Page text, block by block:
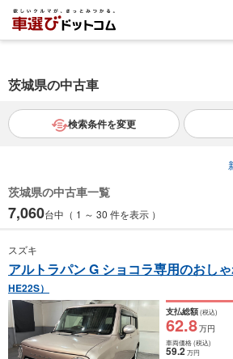
茨城県の中古車
検索条件を変更
茨城県の中古車一覧
7,060台中（ 1 ～ 30 件を表示 ）
スズキ
アルトラパン G ショコラ専用のおし
HE22S）
支払総額(税込)
62.8万円
車両価格(税込)
59.2万円